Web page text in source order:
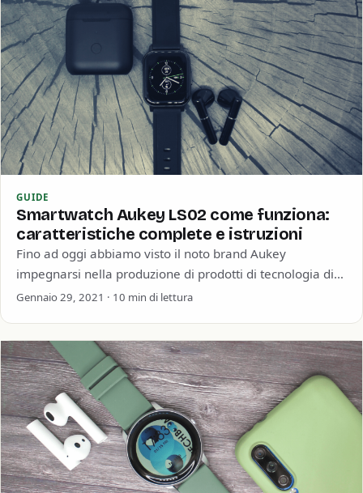
GUIDE
Smartwatch Aukey LS02 come funziona:
caratteristiche complete e istruzioni
Fino ad oggi abbiamo visto il noto brand Aukey
impegnarsi nella produzione di prodotti di tecnologia di
consumo di varie tipologie. Io…
Gennaio 29, 2021 · 10 min di lettura